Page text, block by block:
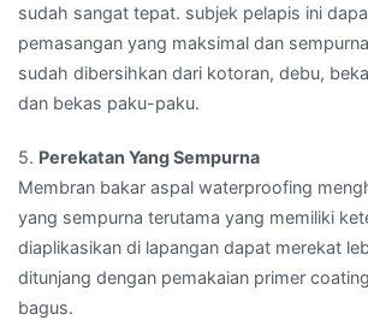
sudah sangat tepat. subjek pelapis ini
pemasangan yang maksimal dan
sudah dibersihkan dari kotoran, debu,
dan bekas paku-paku.
5. Perekatan Yang Sempurna
Membran bakar aspal waterproofing
yang sempurna terutama yang memiliki
diaplikasikan di lapangan dapat merekat
ditunjang dengan pemakaian primer
bagus.